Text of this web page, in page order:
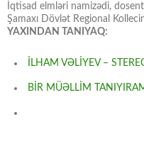
İqtisad elmləri namizədi,
Şamaxı Dövlət Regional
YAXINDAN TANIYAQ:
İLHAM VƏLİYEV –
BİR MÜƏLLİM